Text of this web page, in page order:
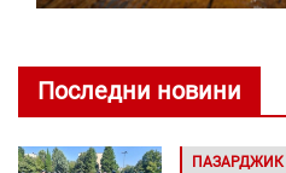
Последни новини
ПАЗАРДЖИК